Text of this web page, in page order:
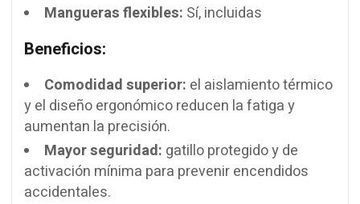
Mangueras flexibles: Sí, incluidas
Beneficios:
Comodidad superior: el aislamiento térmico
y el diseño ergonómico reducen la fatiga y
aumentan la precisión.
Mayor seguridad: gatillo protegido y de
activación mínima para prevenir encendidos
accidentales.